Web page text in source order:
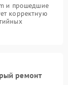
и прошедшие
корректную
ремонт